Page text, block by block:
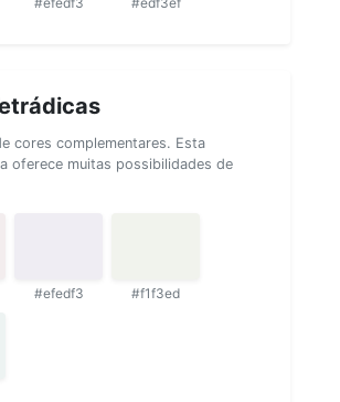
cores complementares. Esta
oferece muitas possibilidades de
#efedf3 #f1f3ed